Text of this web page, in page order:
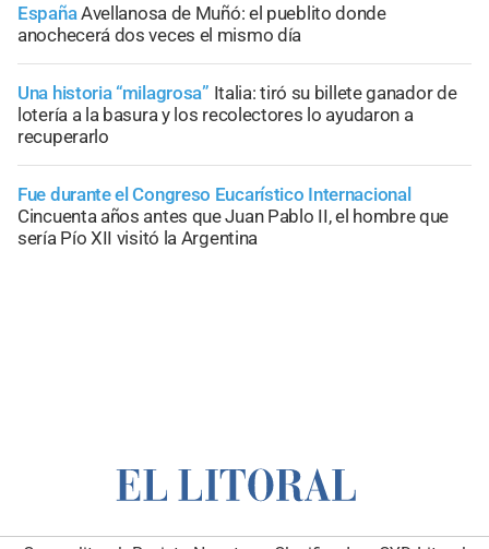
EspañaAvellanosa de Muñó: el pueblito donde
anochecerá dos veces el mismo día
Una historia “milagrosa” Italia: tiró su billete ganador de
lotería a la basura y los recolectores lo ayudaron a
recuperarlo
Fue durante el Congreso Eucarístico Internacional
Cincuenta años antes que Juan Pablo II, el hombre que
sería Pío XII visitó la Argentina